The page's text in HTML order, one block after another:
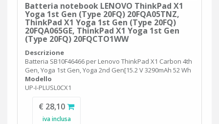
Batteria notebook LENOVO ThinkPad X1
Yoga 1st Gen (Type 20FQ) 20FQA05TNZ,
ThinkPad X1 Yoga 1st Gen (Type 20FQ)
20FQA065GE, ThinkPad X1 Yoga 1st Gen
(Type 20FQ) 20FQCTO1WW
Descrizione
Batteria SB10F46466 per Lenovo ThinkPad X1 Carbon 4th
Gen, Yoga 1st Gen, Yoga 2nd Gen[15.2 V 3290mAh 52 Wh
Modello
UP-I-PLUSL0CX1
€ 28,10
iva inclusa